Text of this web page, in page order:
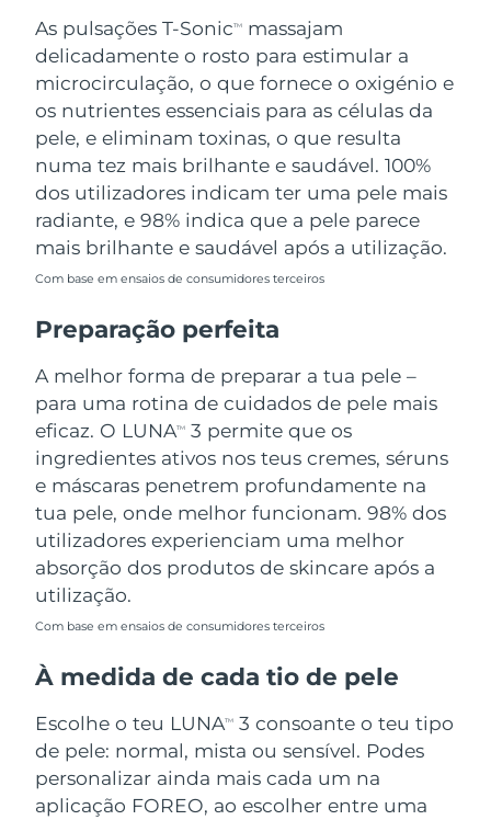
As pulsações T-SonicTM
massajam
delicadamente o rosto para estimular a
microcirculação, o que fornece o oxigénio e
os nutrientes essenciais para as células da
pele, e eliminam toxinas, o que resulta
numa tez mais brilhante e saudável. 100%
dos utilizadores indicam ter uma pele mais
radiante, e 98% indica que a pele parece
mais brilhante e saudável após a utilização.
Com base em ensaios de consumidores terceiros
Preparação perfeita
A melhor forma de preparar a tua pele –
para uma rotina de cuidados de pele mais
eficaz. O LUNATM
3 permite que os
ingredientes ativos nos teus cremes, séruns
e máscaras penetrem profundamente na
tua pele, onde melhor funcionam. 98% dos
utilizadores experienciam uma melhor
absorção dos produtos de skincare após a
utilização.
Com base em ensaios de consumidores terceiros
À medida de cada tio de pele
Escolhe o teu LUNATM
3 consoante o teu tipo
de pele: normal, mista ou sensível. Podes
personalizar ainda mais cada um na
aplicação FOREO, ao escolher entre uma